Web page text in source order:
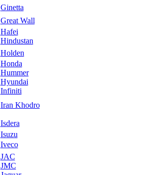
Ginetta
Great Wall
Hafei
Hindustan
Holden
Honda
Hummer
Hyundai
Infiniti
Iran Khodro
Isdera
Isuzu
Iveco
JAC
JMC